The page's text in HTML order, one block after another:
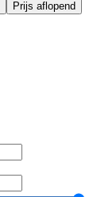
Prijs aflopend